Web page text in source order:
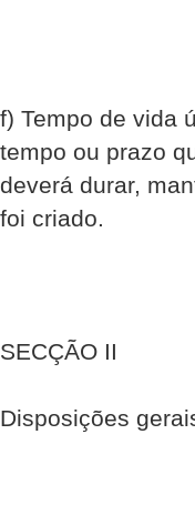
f) Tempo de vida
tempo ou prazo
deverá durar,
foi criado.
SECÇÃO II
Disposições